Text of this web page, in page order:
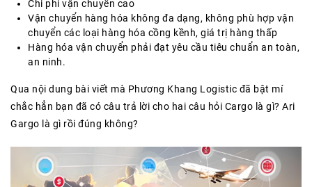
Chi phí vận chuyển cao
Vận chuyển hàng hóa không đa dạng, không phù hợp vận
chuyển các loại hàng hóa cồng kềnh, giá trị hàng thấp
Hàng hóa vận chuyển phải đạt yêu cầu tiêu chuẩn an toàn,
an ninh.
Qua nội dung bài viết mà Phương Khang Logistic đã bật mí
chắc hẳn bạn đã có câu trả lời cho hai câu hỏi Cargo là gì? Ari
Gargo là gì rồi đúng không?